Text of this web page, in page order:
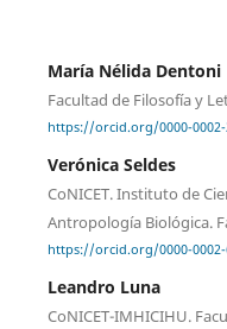
María Nélida Dentoni
Facultad de Filosofía y
https://orcid.org/0000-0002-
Verónica Seldes
CoNICET. Instituto de
Antropología Biológica.
https://orcid.org/0000-0002-
Leandro Luna
CoNICET-IMHICIHU.